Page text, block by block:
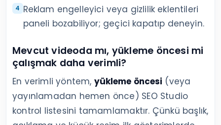
Reklam engelleyici veya gizlilik eklentileri
paneli bozabiliyor; geçici kapatıp deneyin.
Mevcut videoda mı, yükleme öncesi mi
çalışmak daha verimli?
En verimli yöntem, yükleme öncesi (veya
yayınlamadan hemen önce) SEO Studio
kontrol listesini tamamlamaktır. Çünkü başlık,